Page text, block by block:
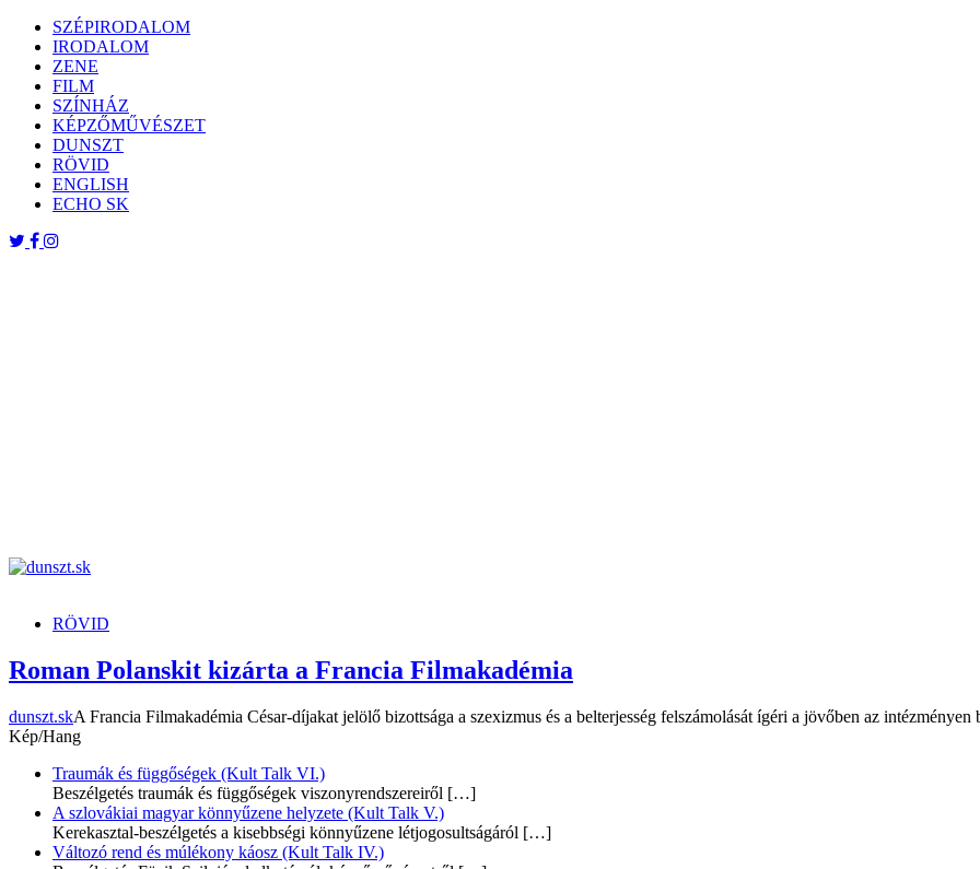
Skip
content
SZÉPIRODALOM
IRODALOM
ZENE
FILM
SZÍNHÁZ
KÉPZŐMŰVÉSZET
DUNSZT
RÖVID
ENGLISH
ECHO SK
RÖVID
Roman Polanskit kizárta a Francia Filmakadémia
dunszt.skA Francia Filmakadémia César-díjakat jelölő bizottsága a szexizmus és a belterjesség felszámolását ígéri a jövőben az intézményen
Kép/Hang
Traumák és függőségek (Kult Talk VI.)
Beszélgetés traumák és függőségek viszonyrendszereiről […]
A szlovákiai magyar könnyűzene helyzete (Kult Talk V.)
Kerekasztal-beszélgetés a kisebbségi könnyűzene létjogosultságáról […]
Változó rend és múlékony káosz (Kult Talk IV.)